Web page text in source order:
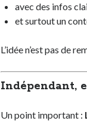
avec des infos
et surtout un
L’idée n’est pas de
Indépendant,
Un point important :